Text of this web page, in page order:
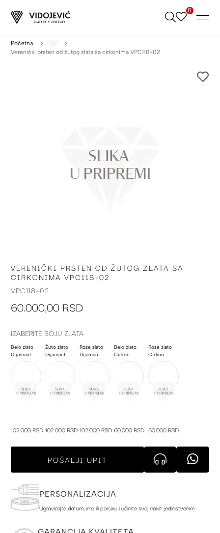
Skip
0
Početna
...
Verenički prsten od žutog zlata sa cirkonima VPC118-02
Skip
to
the
of
gallery
VERENIČKI PRSTEN OD ŽUTOG ZLATA SA
CIRKONIMA VPC118-02
VPC118-02
60.000,00 RSD
IZABERITE BOJU ZLATA
Belo zlato
Dijamant
102.000 RSD
Žuto zlato
Dijamant
102.000 RSD
Roze zlato
Dijamant
102.000 RSD
Belo zlato
Cirkon
60.000 RSD
Roze zlato
Cirkon
60.000 RSD
POŠALJI UPIT
PERSONALIZACIJA
Ugravirajte datum, ime ili poruku i učinite svoj nakit jedinstvenim.